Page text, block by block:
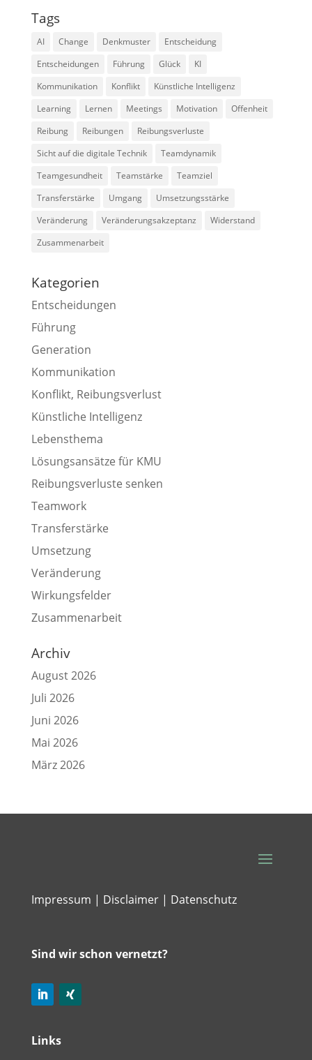
Tags
AI Change Denkmuster
Entscheidung
Entscheidungen
Führung Glück
KI
Kommunikation
Konflikt
Künstliche Intelligenz
Learning
Lernen Meetings Motivation
Offenheit
Reibung
Reibungen
Reibungsverluste
Sicht auf die digitale Technik
Teamdynamik
Teamgesundheit
Teamstärke
Teamziel
Transferstärke
Umgang
Umsetzungsstärke
Veränderung
Veränderungsakzeptanz
Widerstand
Zusammenarbeit
Kategorien
Entscheidungen
Führung
Generation
Kommunikation
Konflikt, Reibungsverlust
Künstliche Intelligenz
Lebensthema
Lösungsansätze für KMU
Reibungsverluste senken
Teamwork
Transferstärke
Umsetzung
Veränderung
Wirkungsfelder
Zusammenarbeit
Archiv
August 2026
Juli 2026
Juni 2026
Mai 2026
März 2026
Impressum | Disclaimer | Datenschutz
Sind wir schon vernetzt?
Links